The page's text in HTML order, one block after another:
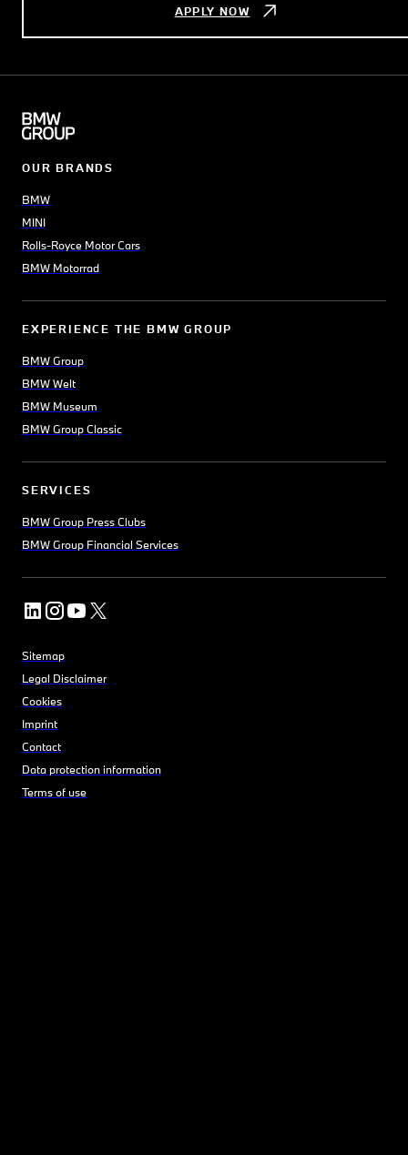
APPLY NOW
OUR BRANDS
BMW
MINI
Rolls-Royce Motor Cars
BMW Motorrad
EXPERIENCE THE BMW GROUP
BMW Group
BMW Welt
BMW Museum
BMW Group Classic
SERVICES
BMW Group Press Clubs
BMW Group Financial Services
Sitemap
Legal Disclaimer
Cookies
Imprint
Contact
Data protection information
Terms of use